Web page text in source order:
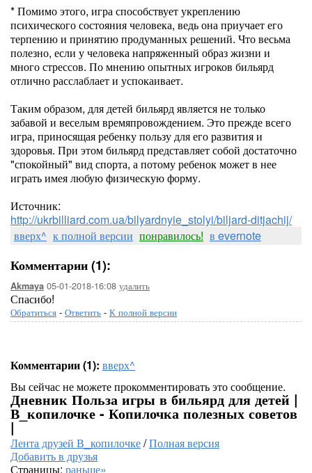
* Помимо этого, игра способствует укреплению
психического состояния человека, ведь она приучает его
терпению и принятию продуманных решений. Что весьма
полезно, если у человека напряженный образ жизни и
много стрессов. По мнению опытных игроков бильярд
отлично расслаблает и успокаивает.
Таким образом, для детей бильярд является не только
забавой и веселым времяпровождением. Это прежде всего
игра, приносящая ребенку пользу для его развития и
здоровья. При этом бильярд представляет собой достаточно
"спокойный" вид спорта, а потому ребенок может в нее
играть имея любую физическую форму.
Источник:
http://ukrbilliard.com.ua/bilyardnyie_stolyi/biljard-ditjachij/
вверх^ к полной версии понравилось! в evernote
Комментарии (1):
Akmaya 05-01-2018-16:08 удалить
Спасибо!
Обратиться - Ответить - К полной версии
Комментарии (1): вверх^
Вы сейчас не можете прокомментировать это сообщение.
Дневник Польза игры в бильярд для детей |
В_копилочке - Копилочка полезных советов
|
Лента друзей В_копилочке/Полная версия
Добавить в друзья
Страницы: раньше»